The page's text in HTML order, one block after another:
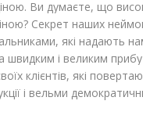
Ви думаєте, що
Секрет наших
які надають
і великим
клієнтів, які
і вельми